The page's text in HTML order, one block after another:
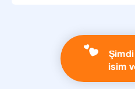
Şimdi
isim